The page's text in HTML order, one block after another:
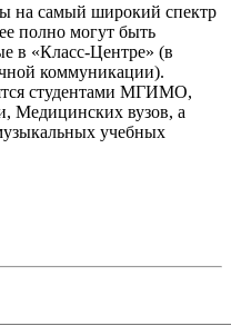
на самый широкий спектр
полно могут быть
в «Класс-Центре» (в
коммуникации).
студентами МГИМО,
Медицинских вузов, а
учебных